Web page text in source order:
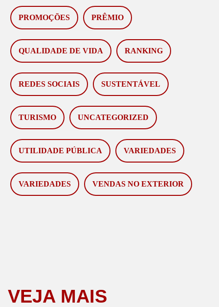
PROMOÇÕES PRÊMIO
QUALIDADE DE VIDA RANKING
REDES SOCIAIS SUSTENTÁVEL
TURISMO UNCATEGORIZED
UTILIDADE PÚBLICA VARIEDADES
VARIEDADES VENDAS NO EXTERIOR
VEJA MAIS